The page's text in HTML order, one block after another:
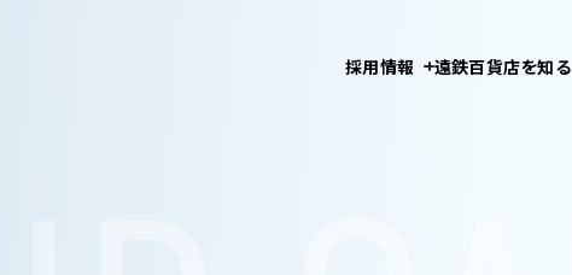
採用情報 遠鉄百貨店を知る